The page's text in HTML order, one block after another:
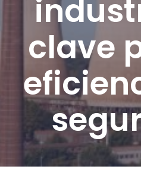
clave